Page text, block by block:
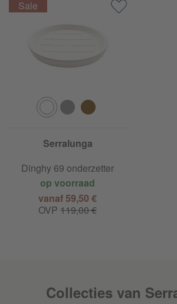
Serralunga
Dinghy 69 onderzetter
op voorraad
vanaf 59,50 €
OVP119,00 €
Collecties van